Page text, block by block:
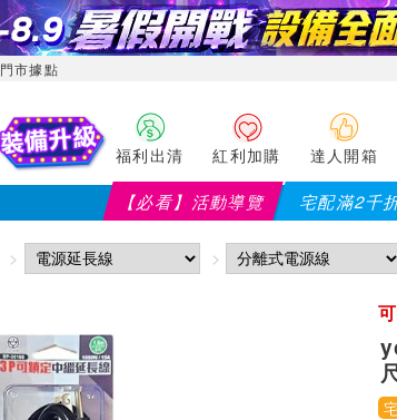
門市據點
福利出清 紅利加購 達人開箱
【必看】活動導覽 宅配滿2千